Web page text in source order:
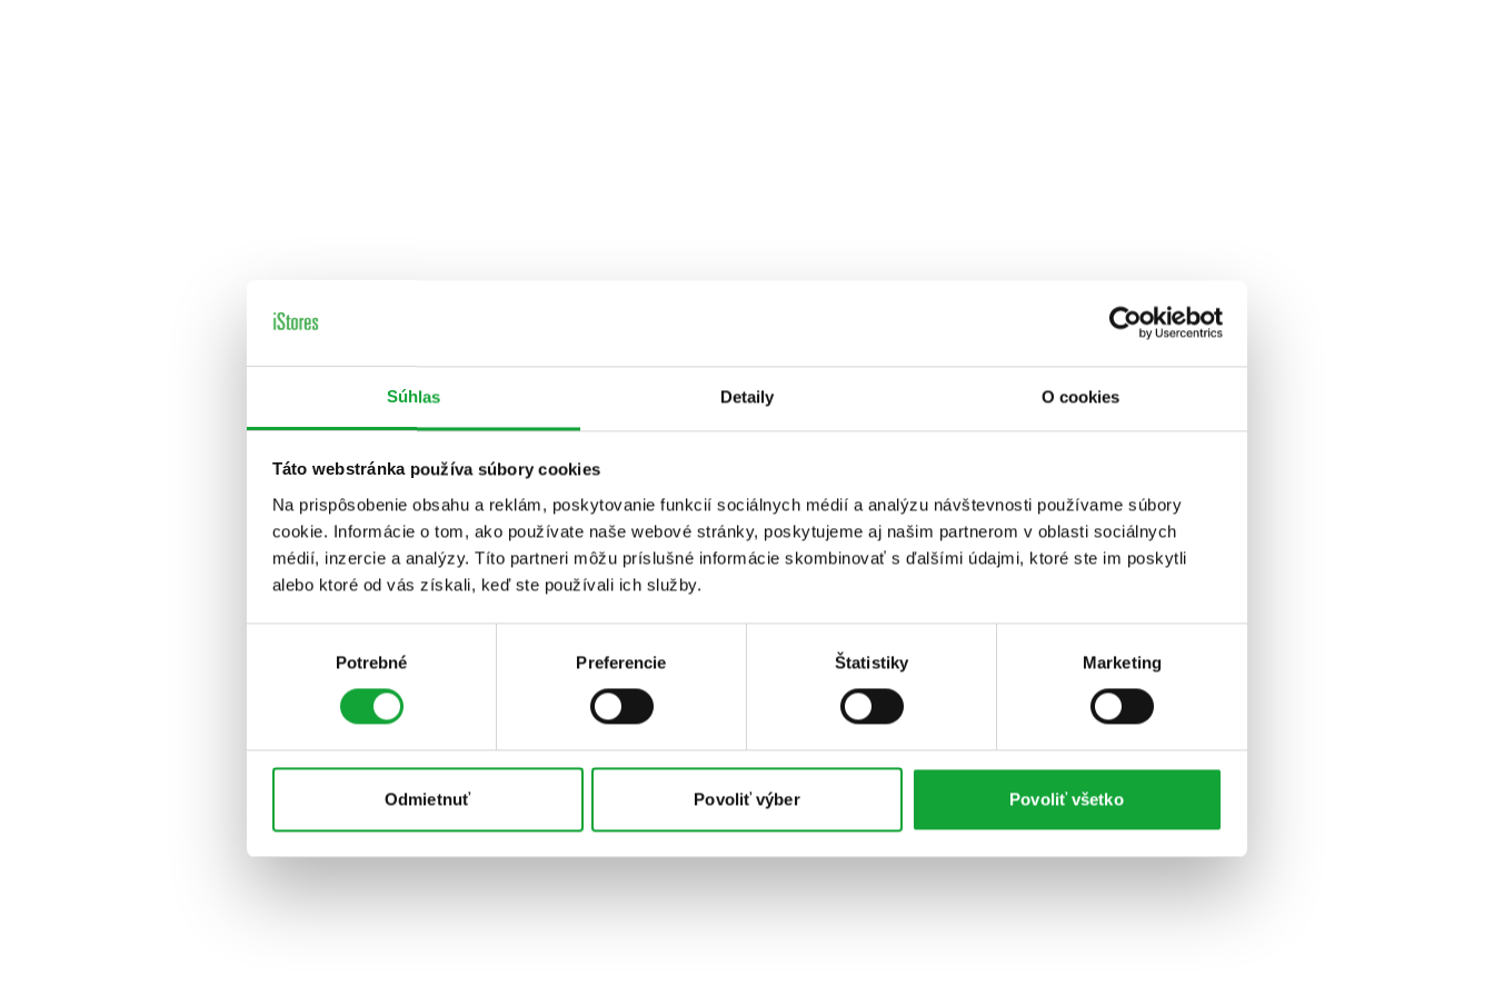
Súhlas Detaily O cookies
Táto webstránka používa súbory cookies
Na prispôsobenie obsahu a reklám, poskytovanie funkcií sociálnych médií a analýzu návštevnosti používame súbory
cookie. Informácie o tom, ako používate naše webové stránky, poskytujeme aj našim partnerom v oblasti sociálnych
médií, inzercie a analýzy. Títo partneri môžu príslušné informácie skombinovať s ďalšími údajmi, ktoré ste im poskytli
alebo ktoré od vás získali, keď ste používali ich služby.
Potrebné Preferencie Štatistiky Marketing
Odmietnuť Povoliť výber Povoliť všetko